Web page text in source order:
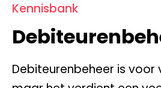
Kennisbank
Debiteurenbeheer is